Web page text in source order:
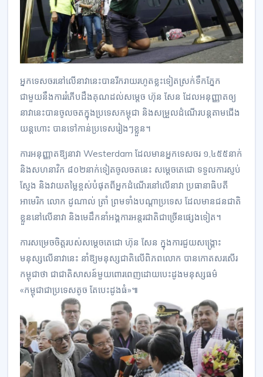
អ្នកទេសចរនៅលើនាវានេះបានរីករាយរហូតខ្លះទៀតស្រក់ទឹកភ្នែក
ជាមួយនឹងការរំភើបដឹងគុណដល់សម្តេច ហ៊ុន សែន ដែលអនុញ្ញាតឲ្យ
នាវានេះបានចូលចតក្នុងប្រទេសកម្ពុជា និងសម្រួលដំណើរបន្តតាមជើង
យន្តហោះ បានទៅកាន់ប្រទេសរៀងៗខ្លួន។
ការអនុញ្ញាតឱ្យនាវា Westerdam ដែលមានអ្នកទេសចរ ១,៤៥៥នាក់
និងសហនាវិក ៨០២នាក់ទៀតចូលចតនេះ សម្ដេចតេជោ ទទួលការស្ញប់
ស្ញែង និងវាយតម្លៃខ្ពស់បំផុតពីអ្នកដំណើរនៅលើនាវា ប្រធានាធិបតី
អាមេរិក លោក ដូណាល់ ត្រាំ ព្រមទាំងបណ្តាប្រទេស ដែលមានជនជាតិ
ខ្លួននៅលើនាវា និងមេដឹកនាំអង្គការអន្តរជាតិជាច្រើនផ្សេងទៀត។
ការសម្រេចចិត្តរបស់សម្តេចតេជោ ហ៊ុន សែន ក្នុងការជួយសង្គ្រោះ
មនុស្សលើនាវានេះ នាំឱ្យមនុស្សជាតិលើពិភពលោក បានកោតសរសើរ
កម្ពុជាថា ជាជាតិសាសន៍មួយពោរពេញដោយបេះដូងមនុស្សធម៌
«កម្ពុជាជាប្រទេសតូច តែបេះដូងធំ»៕